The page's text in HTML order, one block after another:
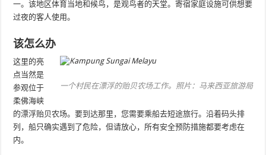
一。该地区体育当地和候鸟，是观鸟者的天堂。寄宿家庭设施可供想要
过夜的客人使用。
该怎么办
一个村民在漂浮的贻贝农场工作。照片：马来西亚旅游局
这里的亮
点当然是
参观位于
柔佛海峡
的漂浮贻贝农场。要到达那里，您需要乘船去短途旅行。沿着码头排
列，船只确实遇到了危险，但请放心，所有安全预防措施都要考虑在
内。